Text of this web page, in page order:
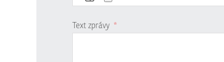
Text zprávy *